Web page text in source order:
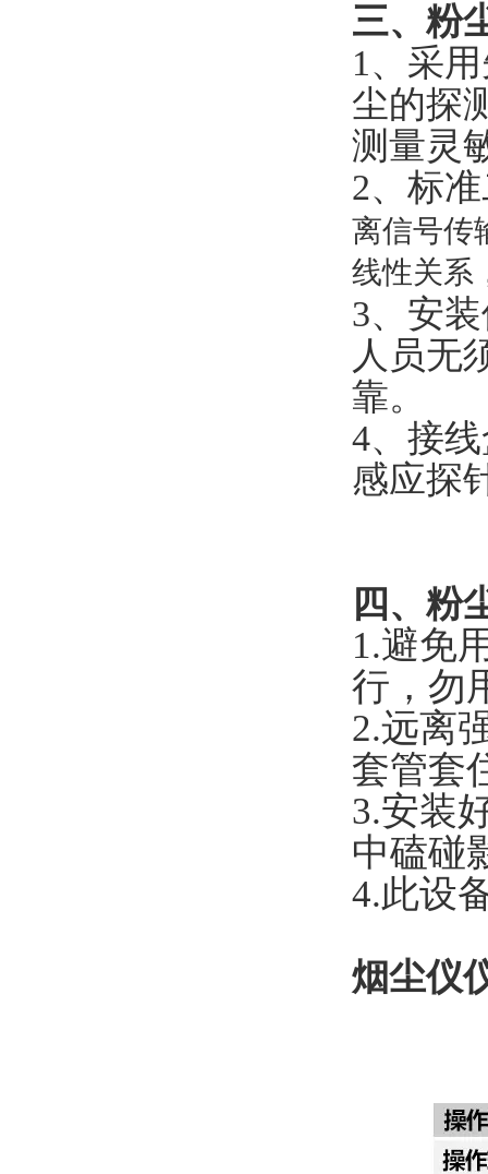
三、粉
1、采
尘的探
测量灵
2、标
离信号传
线性关系
3、安
人员无
靠。
4、接
感应探
四、粉
1.避免
行，勿
2.远离
套管套
3.安装
中磕碰
4.此设
烟尘仪